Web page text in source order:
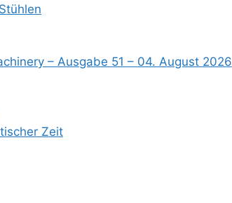
– Ausgabe 51 – 04. August 2026
Zeit